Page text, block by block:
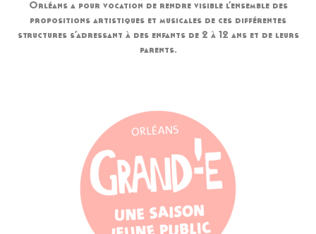
Orléans a pour vocation de rendre visible l’ensemble des
propositions artistiques et musicales de ces différentes
structures s’adressant à des enfants de 2 à 12 ans et de leurs
parents.